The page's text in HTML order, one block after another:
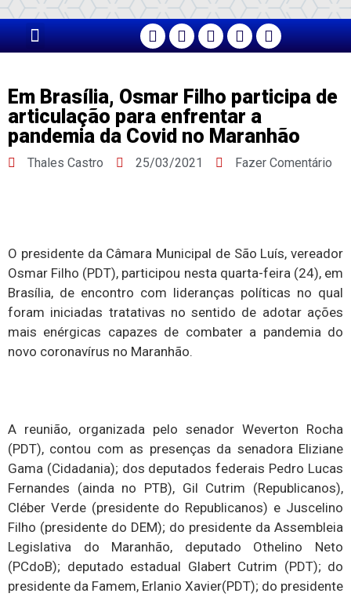
Em Brasília, Osmar Filho participa de
articulação para enfrentar a
pandemia da Covid no Maranhão
Thales Castro 25/03/2021 Fazer Comentário
O presidente da Câmara Municipal de São Luís, vereador
Osmar Filho (PDT), participou nesta quarta-feira (24), em
Brasília, de encontro com lideranças políticas no qual
foram iniciadas tratativas no sentido de adotar ações
mais enérgicas capazes de combater a pandemia do
novo coronavírus no Maranhão.
A reunião, organizada pelo senador Weverton Rocha
(PDT), contou com as presenças da senadora Eliziane
Gama (Cidadania); dos deputados federais Pedro Lucas
Fernandes (ainda no PTB), Gil Cutrim (Republicanos),
Cléber Verde (presidente do Republicanos) e Juscelino
Filho (presidente do DEM); do presidente da Assembleia
Legislativa do Maranhão, deputado Othelino Neto
(PCdoB); deputado estadual Glabert Cutrim (PDT); do
presidente da Famem, Erlanio Xavier(PDT); do presidente